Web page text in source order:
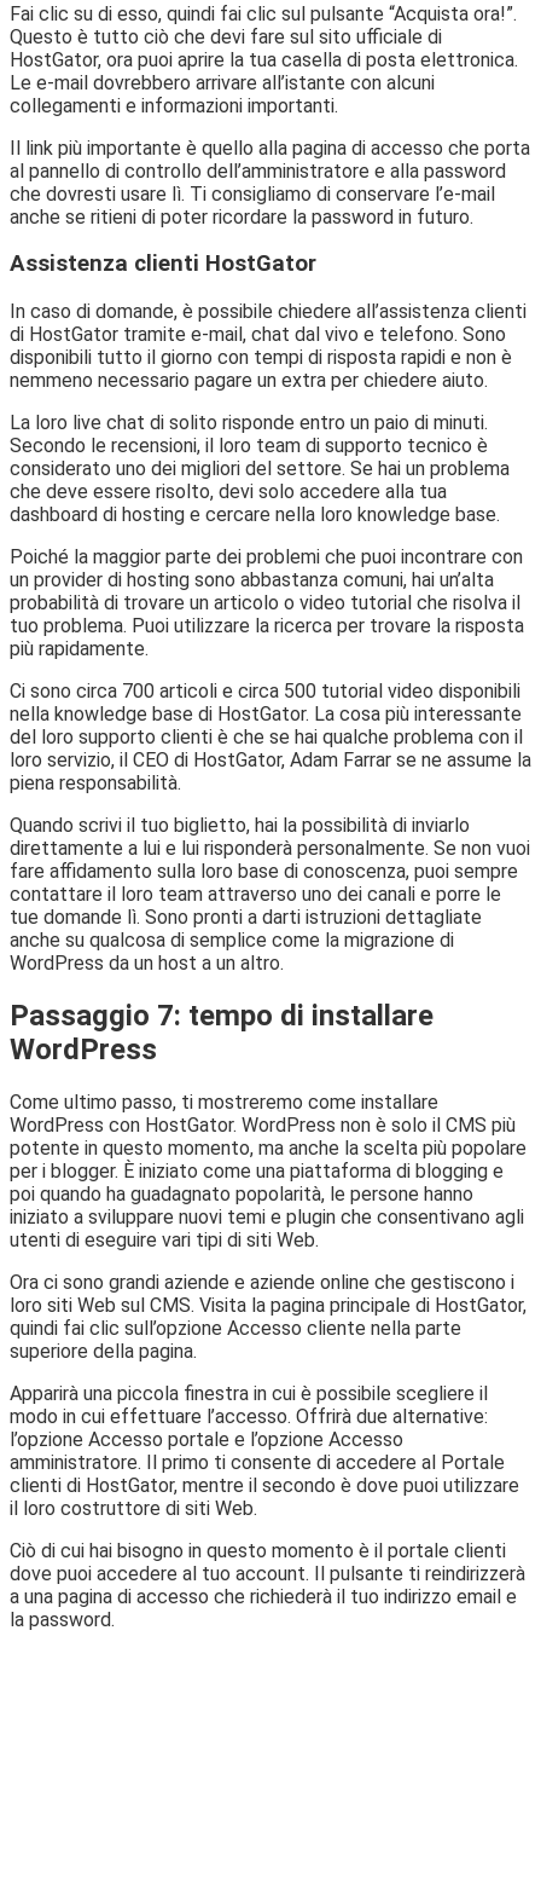
Fai clic su di esso, quindi fai clic sul pulsante “Acquista ora!”.
Questo è tutto ciò che devi fare sul sito ufficiale di
HostGator, ora puoi aprire la tua casella di posta elettronica.
Le e-mail dovrebbero arrivare all’istante con alcuni
collegamenti e informazioni importanti.
Il link più importante è quello alla pagina di accesso che porta
al pannello di controllo dell’amministratore e alla password
che dovresti usare lì. Ti consigliamo di conservare l’e-mail
anche se ritieni di poter ricordare la password in futuro.
Assistenza clienti HostGator
In caso di domande, è possibile chiedere all’assistenza clienti
di HostGator tramite e-mail, chat dal vivo e telefono. Sono
disponibili tutto il giorno con tempi di risposta rapidi e non è
nemmeno necessario pagare un extra per chiedere aiuto.
La loro live chat di solito risponde entro un paio di minuti.
Secondo le recensioni, il loro team di supporto tecnico è
considerato uno dei migliori del settore. Se hai un problema
che deve essere risolto, devi solo accedere alla tua
dashboard di hosting e cercare nella loro knowledge base.
Poiché la maggior parte dei problemi che puoi incontrare con
un provider di hosting sono abbastanza comuni, hai un’alta
probabilità di trovare un articolo o video tutorial che risolva il
tuo problema. Puoi utilizzare la ricerca per trovare la risposta
più rapidamente.
Ci sono circa 700 articoli e circa 500 tutorial video disponibili
nella knowledge base di HostGator. La cosa più interessante
del loro supporto clienti è che se hai qualche problema con il
loro servizio, il CEO di HostGator, Adam Farrar se ne assume la
piena responsabilità.
Quando scrivi il tuo biglietto, hai la possibilità di inviarlo
direttamente a lui e lui risponderà personalmente. Se non vuoi
fare affidamento sulla loro base di conoscenza, puoi sempre
contattare il loro team attraverso uno dei canali e porre le
tue domande lì. Sono pronti a darti istruzioni dettagliate
anche su qualcosa di semplice come la migrazione di
WordPress da un host a un altro.
Passaggio 7: tempo di installare
WordPress
Come ultimo passo, ti mostreremo come installare
WordPress con HostGator. WordPress non è solo il CMS più
potente in questo momento, ma anche la scelta più popolare
per i blogger. È iniziato come una piattaforma di blogging e
poi quando ha guadagnato popolarità, le persone hanno
iniziato a sviluppare nuovi temi e plugin che consentivano agli
utenti di eseguire vari tipi di siti Web.
Ora ci sono grandi aziende e aziende online che gestiscono i
loro siti Web sul CMS. Visita la pagina principale di HostGator,
quindi fai clic sull’opzione Accesso cliente nella parte
superiore della pagina.
Apparirà una piccola finestra in cui è possibile scegliere il
modo in cui effettuare l’accesso. Offrirà due alternative:
l’opzione Accesso portale e l’opzione Accesso
amministratore. Il primo ti consente di accedere al Portale
clienti di HostGator, mentre il secondo è dove puoi utilizzare
il loro costruttore di siti Web.
Ciò di cui hai bisogno in questo momento è il portale clienti
dove puoi accedere al tuo account. Il pulsante ti reindirizzerà
a una pagina di accesso che richiederà il tuo indirizzo email e
la password.